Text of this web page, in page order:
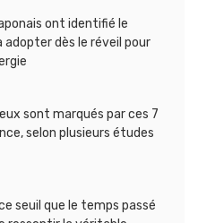
ont identifié le
adopter dès le réveil pour
sont marqués par ces 7
selon plusieurs études
seuil que le temps passé